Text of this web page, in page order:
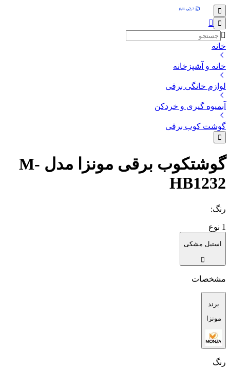
خانه
خانه و آشپزخانه
لوازم خانگی برقی
آبمیوه گیری و خردکن
گوشت کوب برقی
گوشتکوب برقی مونزا مدل M-
HB1232
رنگ:
1 نوع
استیل مشکی
مشخصات
برند
مونزا
رنگ